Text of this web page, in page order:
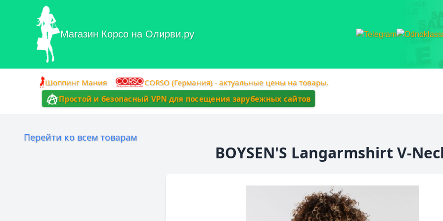
Магазин Корсо на Олирви.ру
Шоппинг Мания CORSO (Германия) - актуальные цены на товары.
Простой и безопасный VPN для посещения зарубежных сайтов
Перейти ко всем товарам
BOYSEN'S Langarmshirt V-